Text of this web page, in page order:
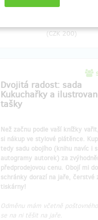
(CZK 200)
​Dvojitá radost: sada
Kukuchařky a
tašky
Než začnu podle vaší knížky
si nákup ve stylové plátěnce.
tedy sadu obojího (knihu navíc i s
autogramy autorek) za
předprodejovou cenu. Obojí mi do
schránky dorazí na jaře, čerstvé
tiskárny!
Odměnu mám včetně
se na ni těšit na jaře.